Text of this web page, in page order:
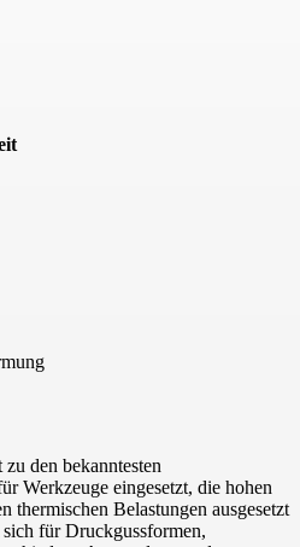
zu den bekanntesten
Werkzeuge eingesetzt, die hohen
thermischen Belastungen ausgesetzt
sich für Druckgussformen,